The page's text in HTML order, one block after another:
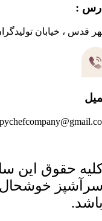
:
قدس ، خیابان
حقوق این
خوشحال